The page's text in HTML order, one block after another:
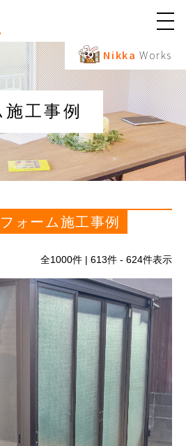
メ
ュ
ボ
タ
ン
Nikka Works
工事例
ォーム施工事例
全1000件 | 613件 - 624件表示